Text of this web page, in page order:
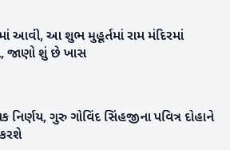
આવી, આ શુભ મુહૂર્તમાં રામ મંદિરમાં
જાણો શું છે ખાસ
નિર્ણય, ગુરુ ગોવિંદ સિંહજીના પવિત્ર દોહાને